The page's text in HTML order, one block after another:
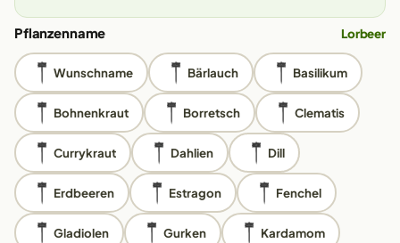
Pflanzenname Lorbeer
Wunschname Bärlauch Basilikum
Bohnenkraut Borretsch Clematis
Currykraut Dahlien Dill
Erdbeeren Estragon Fenchel
Gladiolen Gurken Kardamom